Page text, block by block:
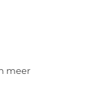
meer